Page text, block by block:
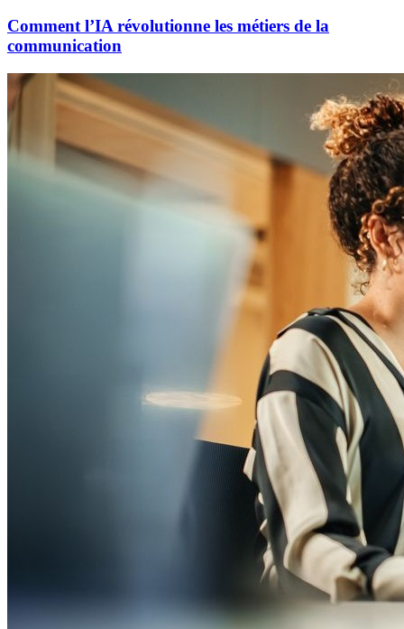
Comment l’IA révolutionne les métiers de la
communication